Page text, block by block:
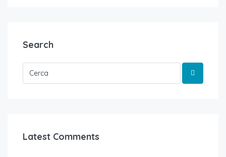
Search
Latest Comments